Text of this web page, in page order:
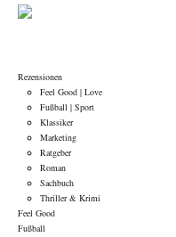
Rezensionen
Feel Good | Love
Fußball | Sport
Klassiker
Marketing
Ratgeber
Roman
Sachbuch
Thriller & Krimi
Feel Good
Fußball